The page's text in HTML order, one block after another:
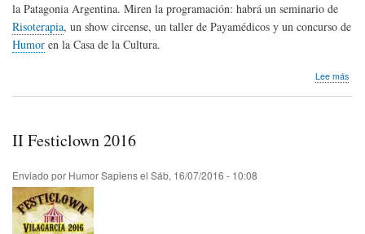
la Patagonia Argentina. Miren la programación: habrá un seminario de
Risoterapia, un show circense, un taller de Payamédicos y un concurso de
Humor en la Casa de la Cultura.
Lee más
II Festiclown 2016
Enviado por Humor Sapiensel Sáb, 16/07/2016 - 10:08